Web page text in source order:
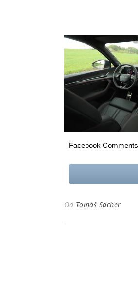
Facebook Comments
Od Tomáš Sacher